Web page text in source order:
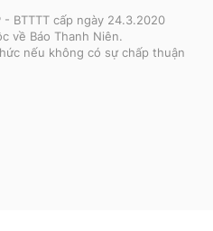
- BTTTT cấp ngày 24.3.2020
về Báo Thanh Niên.
nếu không có sự chấp thuận